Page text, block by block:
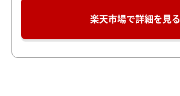
楽天市場で詳細を見る